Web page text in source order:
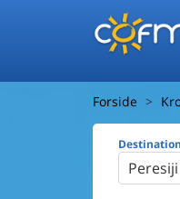
Forside
Destination